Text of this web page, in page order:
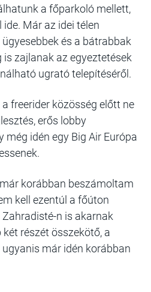
a főparkoló mellett,
Már az idei télen
és a bátrabbak
is zajlanak az egyeztetések
ugrató telepítéséről.
freerider közösség előtt ne
erős lobby
még idén egy Big Air Európa
korábban beszámoltam
kell ezentúl a főúton
n is akarnak
részét összekötő, a
már idén korábban